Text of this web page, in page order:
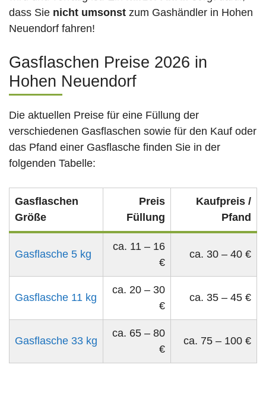
dass Sie nicht umsonst zum Gashändler in Hohen
Neuendorf fahren!
Gasflaschen Preise 2026 in
Hohen Neuendorf
Die aktuellen Preise für eine Füllung der
verschiedenen Gasflaschen sowie für den Kauf oder
das Pfand einer Gasflasche finden Sie in der
folgenden Tabelle:
Gasflaschen
Größe
Preis
Füllung
Kaufpreis /
Pfand
Gasflasche 5 kg
ca. 11 – 16
€
ca. 30 – 40 €
Gasflasche 11 kg
ca. 20 – 30
€
ca. 35 – 45 €
Gasflasche 33 kg
ca. 65 – 80
€
ca. 75 – 100 €